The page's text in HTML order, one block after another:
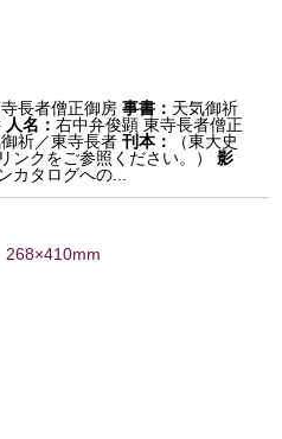
長者僧正御房 事書： 天気御祈
人名：右中弁俊顕 東寺長者僧正
祈／東寺長者 刊本：
（東大史
ンクをご参照ください。）
影
カタログへの...
268×410mm